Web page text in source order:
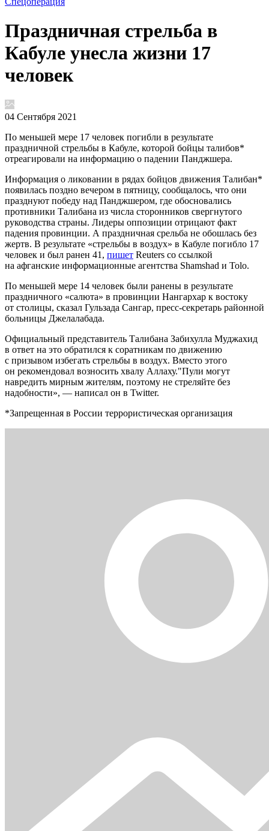
Праздничная стрельба в
Кабуле унесла жизни 17
человек
04 Сентября 2021
По меньшей мере 17 человек погибли в результате
праздничной стрельбы в Кабуле, которой бойцы талибов*
отреагировали на информацию о падении Панджшера.
Информация о ликовании в рядах бойцов движения Талибан*
появилась поздно вечером в пятницу, сообщалось, что они
празднуют победу над Панджшером, где обосновались
противники Талибана из числа сторонников свергнутого
руководства страны. Лидеры оппозиции отрицают факт
падения провинции. А праздничная срельба не обошлась без
жертв. В результате «стрельбы в воздух» в Кабуле погибло 17
человек и был ранен 41, пишет Reuters со ссылкой
на афганские информационные агентства Shamshad и Tolo.
По меньшей мере 14 человек были ранены в результате
праздничного «салюта» в провинции Нангархар к востоку
от столицы, сказал Гульзада Сангар, пресс-секретарь районной
больницы Джелалабада.
Официальный представитель Талибана Забихулла Муджахид
в ответ на это обратился к соратникам по движению
с призывом избегать стрельбы в воздух. Вместо этого
он рекомендовал возносить хвалу Аллаху."Пули могут
навредить мирным жителям, поэтому не стреляйте без
надобности», — написал он в Twitter.
*Запрещенная в России террористическая организация